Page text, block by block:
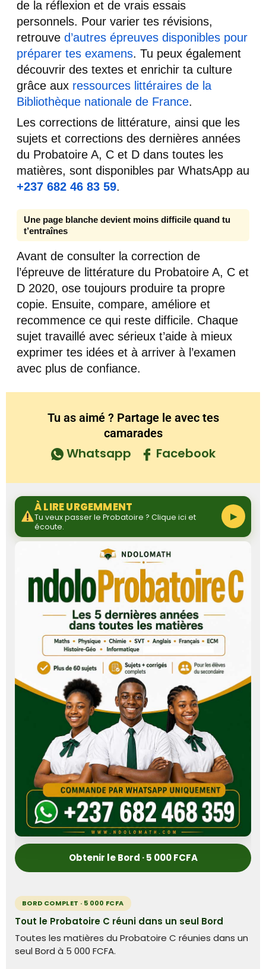
de la réflexion et de vrais essais
personnels. Pour varier tes révisions,
retrouve d’autres épreuves disponibles pour
préparer tes examens. Tu peux également
découvrir des textes et enrichir ta culture
grâce aux ressources littéraires de la
Bibliothèque nationale de France.
Les corrections de littérature, ainsi que les
sujets et corrections des dernières années
du Probatoire A, C et D dans toutes les
matières, sont disponibles par WhatsApp au
+237 682 46 83 59.
Une page blanche devient moins difficile quand tu
t’entraînes
Avant de consulter la correction de
l’épreuve de littérature du Probatoire A, C et
D 2020, ose toujours produire ta propre
copie. Ensuite, compare, améliore et
recommence ce qui reste difficile. Chaque
sujet travaillé avec sérieux t’aide à mieux
exprimer tes idées et à arriver à l’examen
avec plus de confiance.
Tu as aimé ? Partage le avec tes
camarades
Whatsapp Facebook
À LIRE URGEMMENT
Tu veux passer le Probatoire ? Clique ici et
écoute.
▶
Obtenir le Bord · 5 000 FCFA
BORD COMPLET · 5 000 FCFA
Tout le Probatoire C réuni dans un seul Bord
Toutes les matières du Probatoire C réunies dans un
seul Bord à 5 000 FCFA.